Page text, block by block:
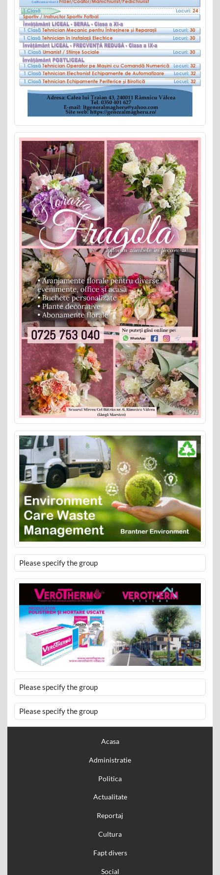
Please specify the group
Please specify the group
Please specify the group
Acasa
Administratie
Politica
Actualitate
Reportaj
Cultura
Fapt divers
Social